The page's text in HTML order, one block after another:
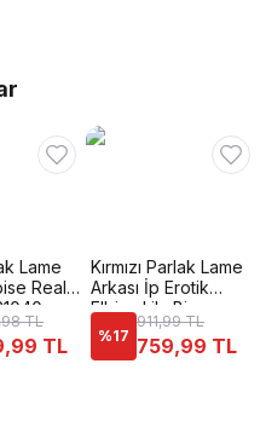
Lame
Real
TL
TL
Kırmızı Parlak Lame
Arkası İp Erotik
Elbise Lily Bianca
186
%17
911,99 TL
759,99 TL